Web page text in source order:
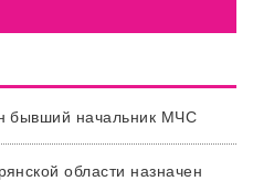
бывший начальник МЧС
области назначен